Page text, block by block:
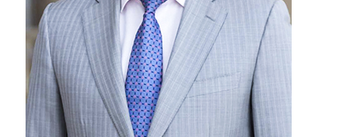
Приемная
комиссия
+7 (831) 262-26-20